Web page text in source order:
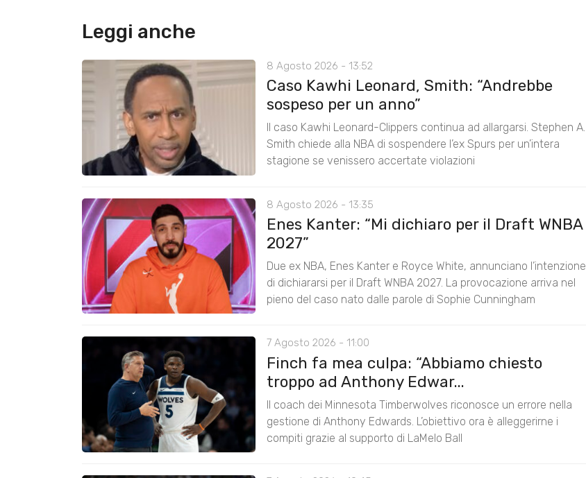
Leggi anche
8 Agosto 2026 - 13:52
Caso Kawhi Leonard, Smith: “Andrebbe
sospeso per un anno”
Il caso Kawhi Leonard-Clippers continua ad allargarsi. Stephen A.
Smith chiede alla NBA di sospendere l’ex Spurs per un’intera
stagione se venissero accertate violazioni
8 Agosto 2026 - 13:35
Enes Kanter: “Mi dichiaro per il Draft WNBA
2027”
Due ex NBA, Enes Kanter e Royce White, annunciano l’intenzione
di dichiararsi per il Draft WNBA 2027. La provocazione arriva nel
pieno del caso nato dalle parole di Sophie Cunningham
7 Agosto 2026 - 11:00
Finch fa mea culpa: “Abbiamo chiesto
troppo ad Anthony Edwar...
Il coach dei Minnesota Timberwolves riconosce un errore nella
gestione di Anthony Edwards. L’obiettivo ora è alleggerirne i
compiti grazie al supporto di LaMelo Ball